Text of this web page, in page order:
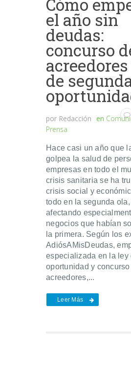
Cómo
el año sin
deudas:
concurso
de
por Redacción en
Prensa
Hace casi un año que
golpea la salud de
empresas en todo el
crisis sanitaria se ha
crisis social y
todo en la segunda
afectando
negocios que habían
la primera. Según los
AdiósAMisDeudas,
especializada en la ley
oportunidad y
acreedores,...
Leer Más